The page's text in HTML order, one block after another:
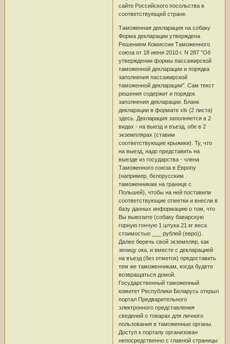
сайте Российского посольства в
соответствующей стране.
Таможенная декларация на собаку
Форма декларации утверждена
Решением Комиссии Таможенного
союза от 18 июня 2010 г. N 287 "Об
утверждении формы пассажирской
таможенной декларации и порядка
заполнения пассажирской
таможенной декларации". Сам текст
решения содержит и порядок
заполнения декларации. Бланк
декларации в формате xls (2 листа)
здесь. Декларация заполняется в 2
видах - на выезд и въезд, обе в 2
экземплярах (ставим
соответствующие крыжики). Ту, что
на выезд, надо представить на
выезде из государства - члена
Таможенного союза в Европу
(например, белорусским
таможенникам на границе с
Польшей), чтобы на ней поставили
соответствующие отметки и внесли в
базу данных информацию о том, что
Вы вывозите (собаку баварскую
горную гончую 1 штука 21 кг веса
стоимостью ___ рублей (евро)).
Далее беречь свой экземпляр, как
зеницу ока, и вместе с декларацией
на въезд (без отметок) предоставить
тем же таможенникам, когда будете
возвращаться домой.
Государственный таможенный
комитет Республики Беларусь открыл
портал Предварительного
электронного представления
сведений о товарах для личного
пользования в таможенные органы.
Доступ к порталу организован
непосредственно с главной страницы